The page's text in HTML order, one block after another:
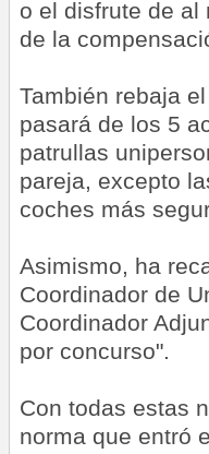
o el disfrute de al
de la
También rebaja
pasará de los 5
patrullas
pareja, excepto
coches más
Asimismo, ha
Coordinador de
Coordinador
por concurso".
Con todas estas
norma que entró